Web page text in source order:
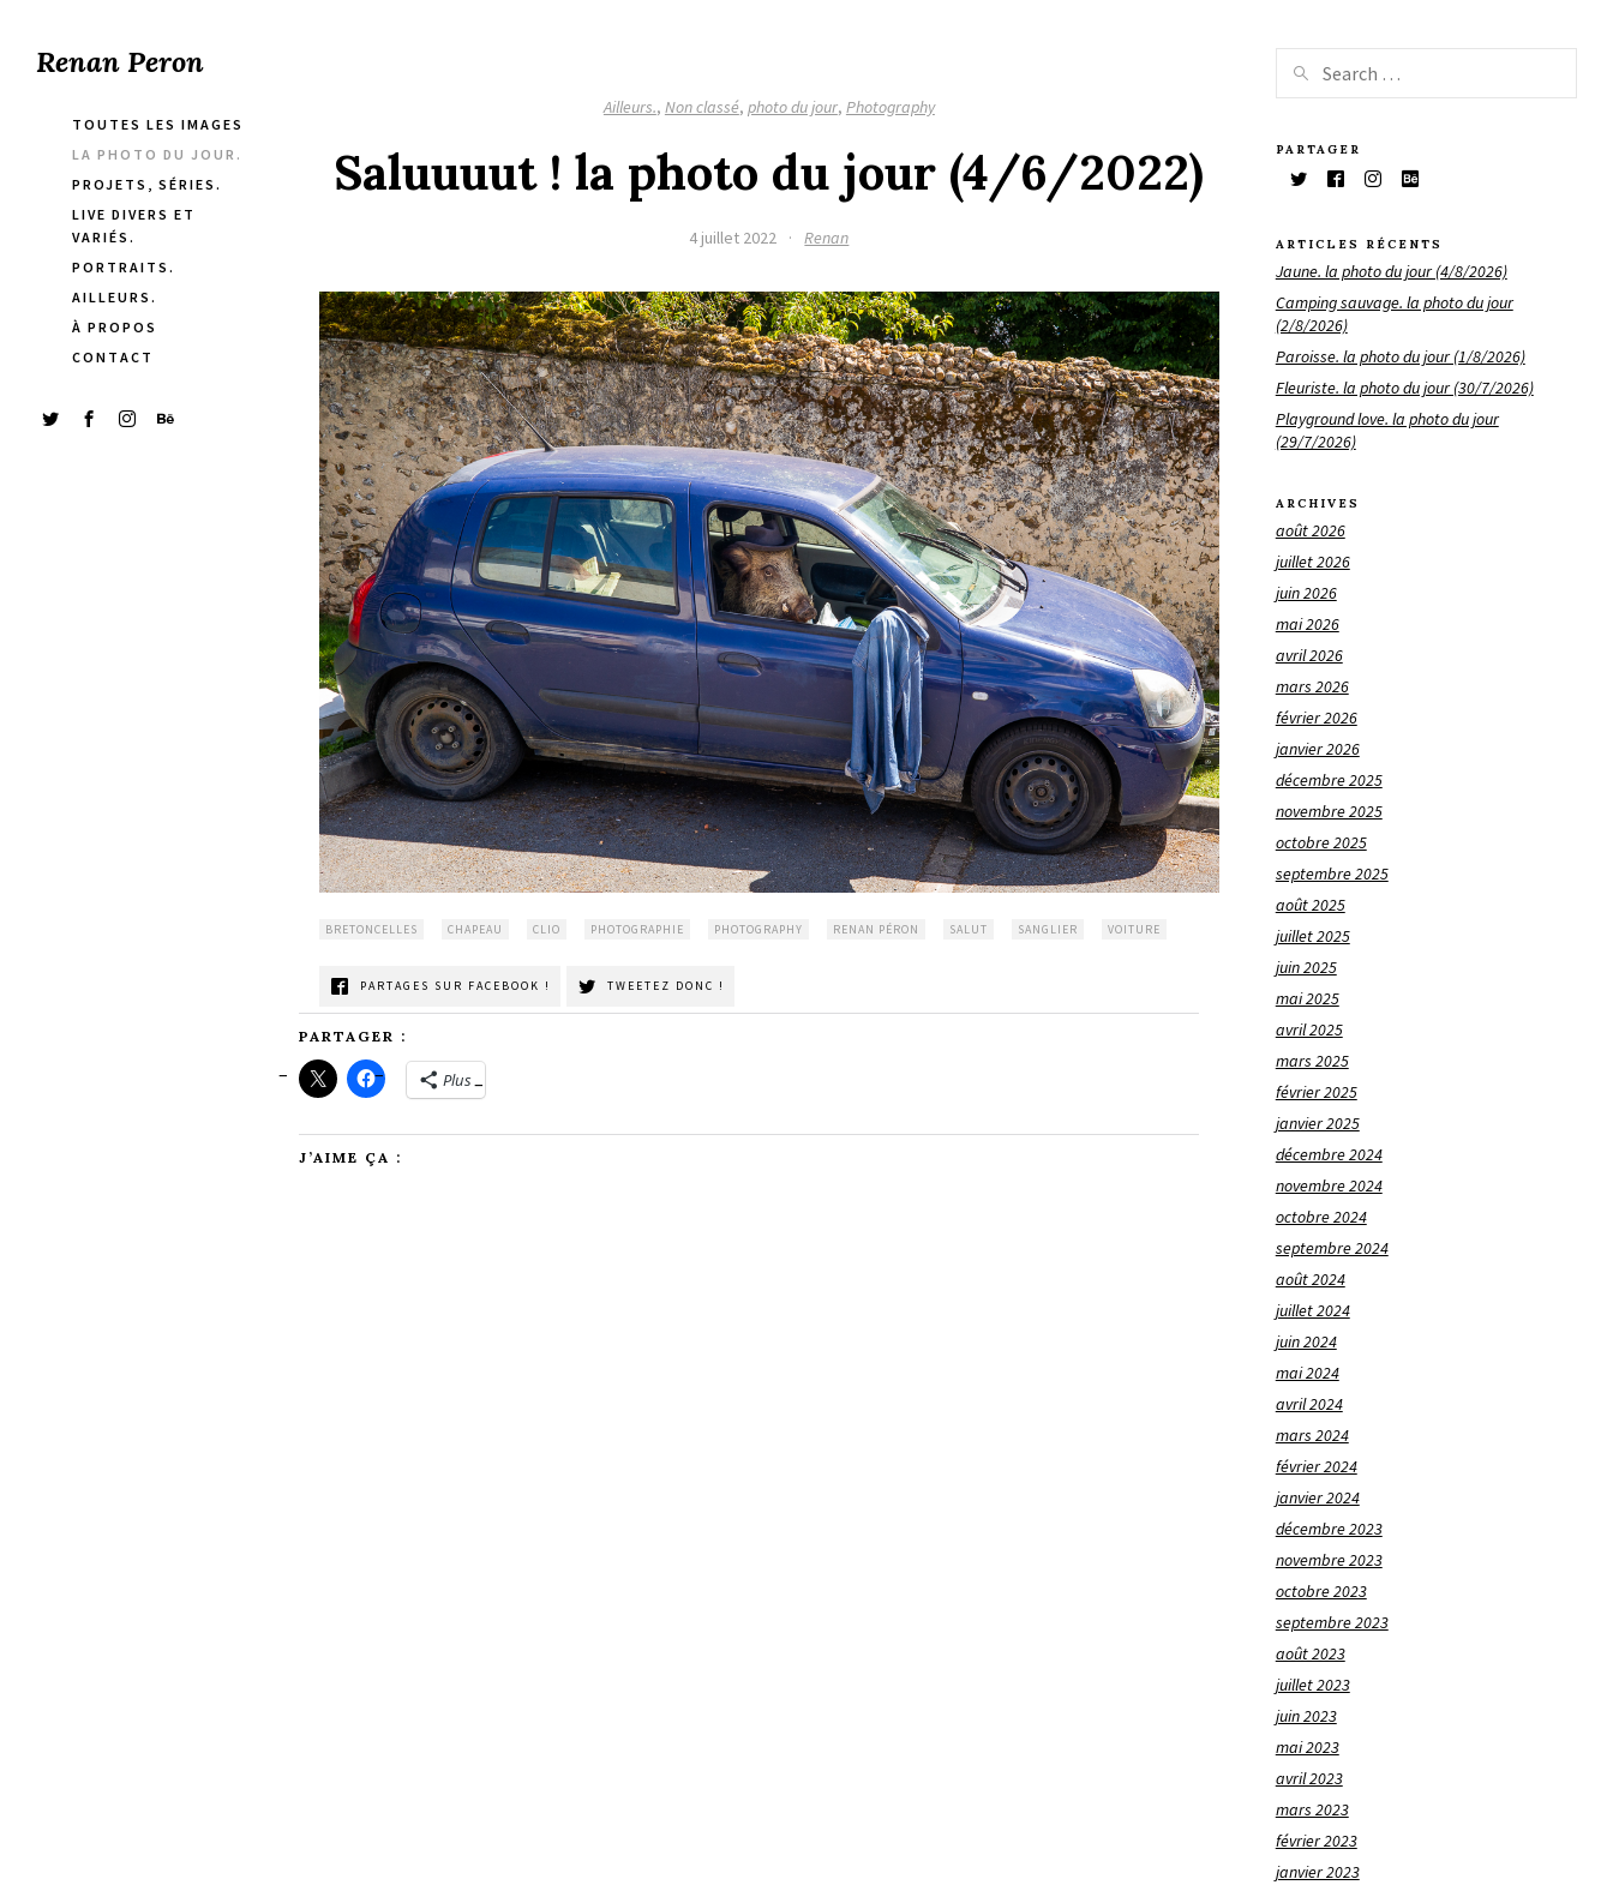
Renan Peron
TOUTES LES IMAGES
LA PHOTO DU JOUR.
PROJETS, SÉRIES.
LIVE DIVERS ET
VARIÉS.
PORTRAITS.
AILLEURS.
À PROPOS
CONTACT
Ailleurs., Non classé, photo du jour, Photography
Saluuuut ! la photo du jour (4/6/2022)
4 juillet 2022 · Renan
BRETONCELLES CHAPEAU CLIO PHOTOGRAPHIE PHOTOGRAPHY RENAN PÉRON SALUT SANGLIER VOITURE
PARTAGES SUR FACEBOOK ! TWEETEZ DONC !
PARTAGER :
Plus
J’AIME ÇA :
PARTAGER
ARTICLES RÉCENTS
Jaune. la photo du jour (4/8/2026)
Camping sauvage. la photo du jour
(2/8/2026)
Paroisse. la photo du jour (1/8/2026)
Fleuriste. la photo du jour (30/7/2026)
Playground love. la photo du jour
(29/7/2026)
ARCHIVES
août 2026
juillet 2026
juin 2026
mai 2026
avril 2026
mars 2026
février 2026
janvier 2026
décembre 2025
novembre 2025
octobre 2025
septembre 2025
août 2025
juillet 2025
juin 2025
mai 2025
avril 2025
mars 2025
février 2025
janvier 2025
décembre 2024
novembre 2024
octobre 2024
septembre 2024
août 2024
juillet 2024
juin 2024
mai 2024
avril 2024
mars 2024
février 2024
janvier 2024
décembre 2023
novembre 2023
octobre 2023
septembre 2023
août 2023
juillet 2023
juin 2023
mai 2023
avril 2023
mars 2023
février 2023
janvier 2023